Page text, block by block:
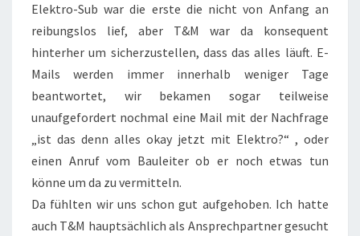
Elektro-Sub war die erste die nicht von Anfang an
reibungslos lief, aber T&M war da konsequent
hinterher um sicherzustellen, dass das alles läuft. E-
Mails werden immer innerhalb weniger Tage
beantwortet, wir bekamen sogar teilweise
unaufgefordert nochmal eine Mail mit der Nachfrage
„ist das denn alles okay jetzt mit Elektro?“ , oder
einen Anruf vom Bauleiter ob er noch etwas tun
könne um da zu vermitteln.
Da fühlten wir uns schon gut aufgehoben. Ich hatte
auch T&M hauptsächlich als Ansprechpartner gesucht